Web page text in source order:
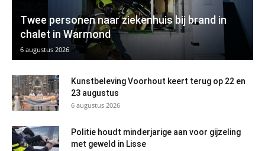
Twee personen naar ziekenhuis bij brand in
chalet in Warmond
6 augustus 2026
Kunstbeleving Voorhout keert terug op 22 en
23 augustus
6 augustus 2026
Politie houdt minderjarige aan voor gijzeling
met geweld in Lisse